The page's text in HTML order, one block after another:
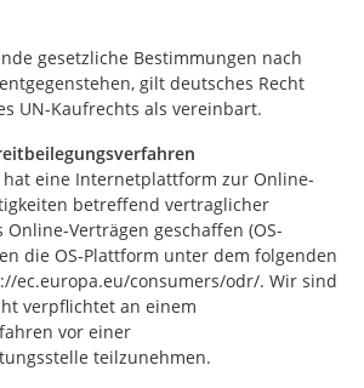
gesetzliche Bestimmungen nach
gilt deutsches Recht
UN-Kaufrechts als vereinbart.
hat eine Internetplattform zur Online-
betreffend vertraglicher
Verträgen geschaffen (OS-
die OS-Plattform unter dem folgenden
ec.europa.eu/consumers/odr/. Wir sind
verpflichtet an einem
vor einer
teilzunehmen.